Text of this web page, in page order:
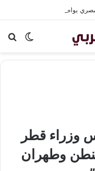
الوضع
وزراء قطر
وطهران